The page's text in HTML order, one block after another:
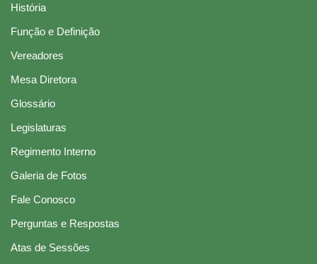
História
Função e Definição
Vereadores
Mesa Diretora
Glossário
Legislaturas
Regimento Interno
Galeria de Fotos
Fale Conosco
Perguntas e Respostas
Atas de Sessões